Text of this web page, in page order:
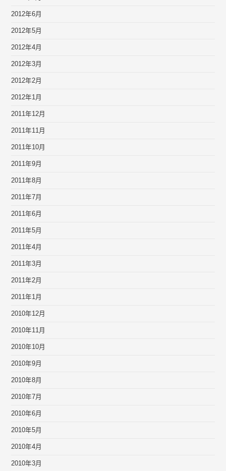
2012年6月
2012年5月
2012年4月
2012年3月
2012年2月
2012年1月
2011年12月
2011年11月
2011年10月
2011年9月
2011年8月
2011年7月
2011年6月
2011年5月
2011年4月
2011年3月
2011年2月
2011年1月
2010年12月
2010年11月
2010年10月
2010年9月
2010年8月
2010年7月
2010年6月
2010年5月
2010年4月
2010年3月